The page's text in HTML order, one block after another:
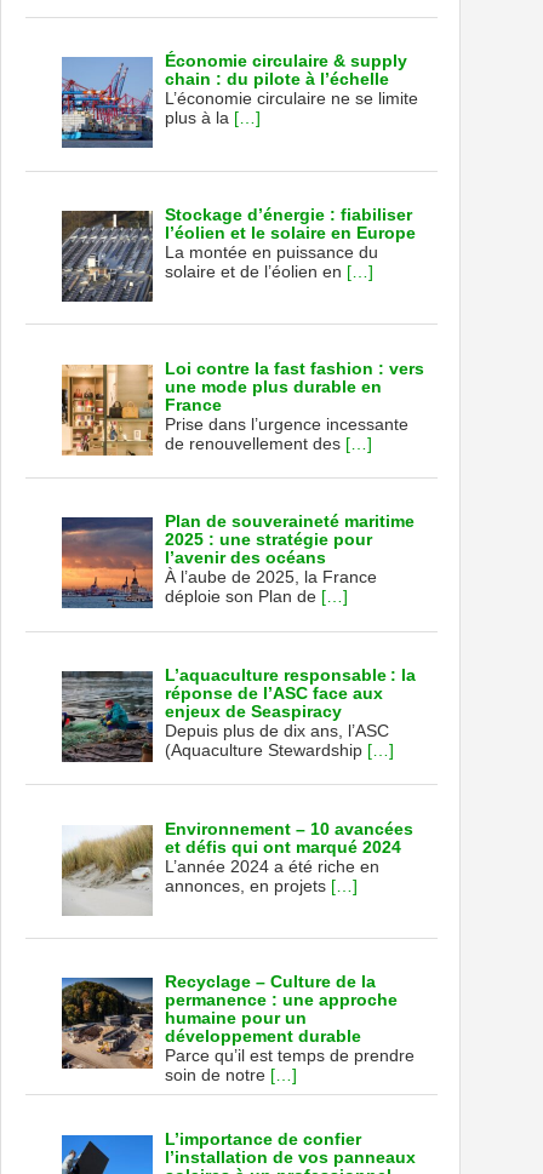
Économie circulaire & supply
chain : du pilote à l’échelle
L’économie circulaire ne se limite
plus à la […]
Stockage d’énergie : fiabiliser
l’éolien et le solaire en Europe
La montée en puissance du
solaire et de l’éolien en […]
Loi contre la fast fashion : vers
une mode plus durable en
France
Prise dans l’urgence incessante
de renouvellement des […]
Plan de souveraineté maritime
2025 : une stratégie pour
l’avenir des océans
À l’aube de 2025, la France
déploie son Plan de […]
L’aquaculture responsable : la
réponse de l’ASC face aux
enjeux de Seaspiracy
Depuis plus de dix ans, l’ASC
(Aquaculture Stewardship […]
Environnement – 10 avancées
et défis qui ont marqué 2024
L’année 2024 a été riche en
annonces, en projets […]
Recyclage – Culture de la
permanence : une approche
humaine pour un
développement durable
Parce qu’il est temps de prendre
soin de notre […]
L’importance de confier
l’installation de vos panneaux